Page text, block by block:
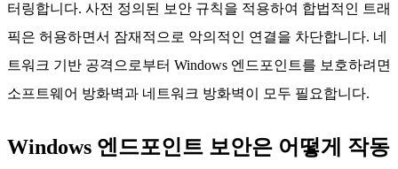
터링합니다. 사전 정의된 보안 규칙을 적용하여 합법적인 트래
픽은 허용하면서 잠재적으로 악의적인 연결을 차단합니다. 네
트워크 기반 공격으로부터 Windows 엔드포인트를 보호하려면
소프트웨어 방화벽과 네트워크 방화벽이 모두 필요합니다.
Windows 엔드포인트 보안은 어떻게 작동